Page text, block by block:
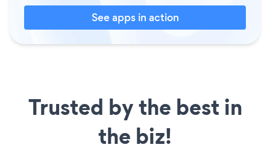
See apps in action
Trusted by the best in
the biz!